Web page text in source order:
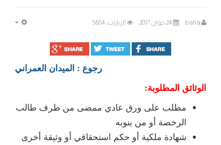
baha 24 جوان 2017 الزيارات: 5684
رجوع : الميدان العمراني
الوثائق المطلوبة:
مطلب على ورق عادي ممضى من طرف طالب
الرخصة أو من ينوبه
شهادة ملكية أو حكم استحقاقي أو وثيقة أخرى